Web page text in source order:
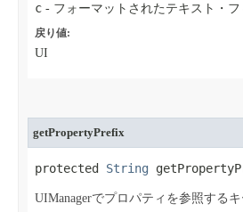
c - フォーマットされたテキスト・フ
戻り値:
UI
getPropertyPrefix
protected String
UIManagerでプロパティを参照する